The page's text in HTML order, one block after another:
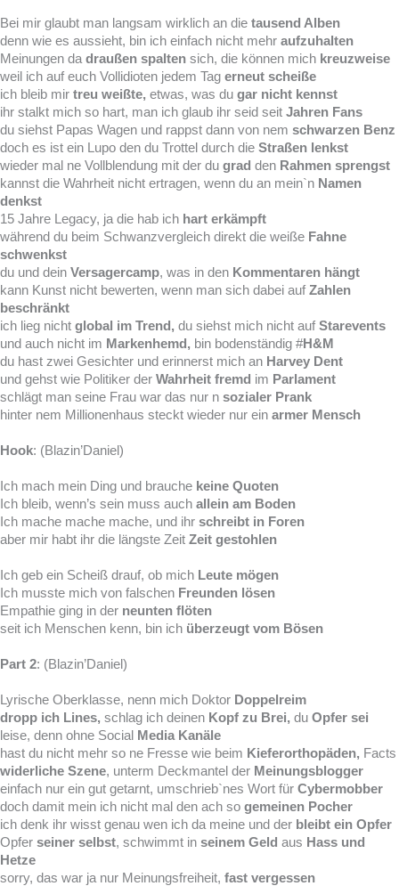
Bei mir glaubt man langsam wirklich an die tausend Alben
denn wie es aussieht, bin ich einfach nicht mehr aufzuhalten
Meinungen dadraußen spalten sich, die können mich kreuzweise
weil ich auf euch Vollidioten jedem Tag erneut scheiße
ich bleib mir treu weißte, etwas, was du gar nicht kennst
ihr stalkt mich so hart, man ich glaub ihr seid seit Jahren Fans
du siehst Papas Wagen und rappst dann von nem schwarzen Benz
doch es ist ein Lupo den du Trottel durch die Straßen lenkst
wieder mal ne Vollblendung mit der du grad den Rahmen sprengst
kannst die Wahrheit nicht ertragen, wenn du an mein`n Namen
denkst
15 Jahre Legacy, ja die hab ich hart erkämpft
während du beim Schwanzvergleich direkt die weiße Fahne
schwenkst
du und dein Versagercamp, was in den Kommentaren hängt
kann Kunst nicht bewerten, wenn man sich dabei auf Zahlen
beschränkt
ich lieg nicht global im Trend, du siehst mich nicht auf Starevents
und auch nicht im Markenhemd, bin bodenständig #H&M
du hast zwei Gesichter und erinnerst mich an Harvey Dent
und gehst wie Politiker der Wahrheit fremd im Parlament
schlägt man seine Frau war das nur n sozialer Prank
hinter nem Millionenhaus steckt wieder nur ein armer Mensch
Hook: (Blazin’Daniel)
Ich mach mein Ding und brauche keine Quoten
Ich bleib, wenn’s sein muss auch allein am Boden
Ich mache mache mache, und ihr schreibt in Foren
aber mir habt ihr die längste Zeit Zeit gestohlen
Ich geb ein Scheiß drauf, ob mich Leute mögen
Ich musste mich von falschen Freunden lösen
Empathie ging in der neunten flöten
seit ich Menschen kenn, bin ich überzeugt vom Bösen
Part 2: (Blazin’Daniel)
Lyrische Oberklasse, nenn mich Doktor Doppelreim
dropp ich Lines, schlag ich deinen Kopf zu Brei, du Opfer sei
leise, denn ohne Social Media Kanäle
hast du nicht mehr so ne Fresse wie beim Kieferorthopäden, Facts
widerliche Szene, unterm Deckmantel der Meinungsblogger
einfach nur ein gut getarnt, umschrieb`nes Wort für Cybermobber
doch damit mein ich nicht mal den ach so gemeinen Pocher
ich denk ihr wisst genau wen ich da meine und der bleibt ein Opfer
Opfer seiner selbst, schwimmt in seinem Geld aus Hass und
Hetze
sorry, das war ja nur Meinungsfreiheit, fast vergessen